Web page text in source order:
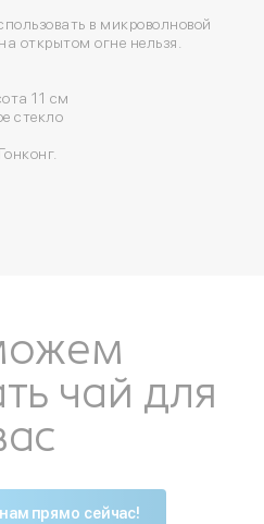
в микроволновой
открытом огне нельзя.
11 см
стекло
чай для
прямо сейчас!
Войдите в